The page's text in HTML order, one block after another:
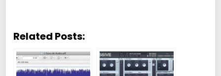
Related Posts: